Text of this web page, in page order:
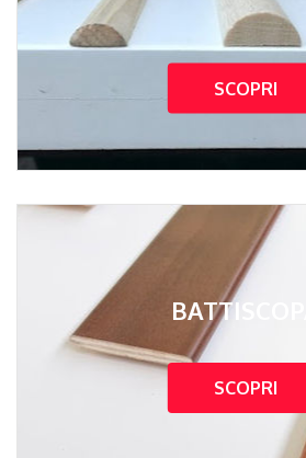
SCOPRI
BATTISCOPA
SCOPRI